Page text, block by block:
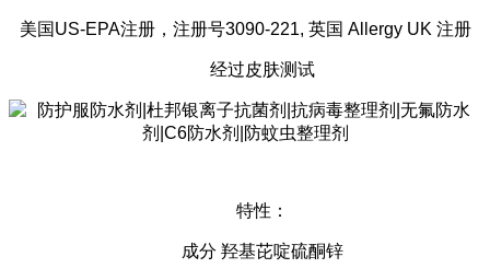
美国US-EPA注册，注册号3090-221, 英国 Allergy UK 注册
经过皮肤测试
特性：
成分 羟基芘啶硫酮锌